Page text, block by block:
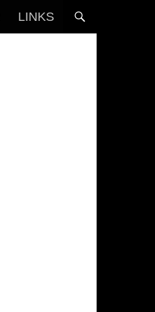
LINKS